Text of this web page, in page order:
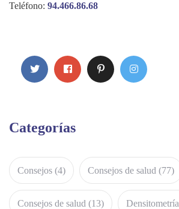
Teléfono: 94.466.86.68
Categorías
Consejos (4) Consejos de salud (77)
Consejos de salud (13) Densitometría